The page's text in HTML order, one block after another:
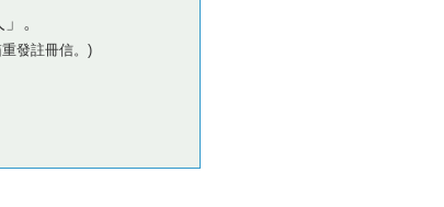
。
發註冊信。)